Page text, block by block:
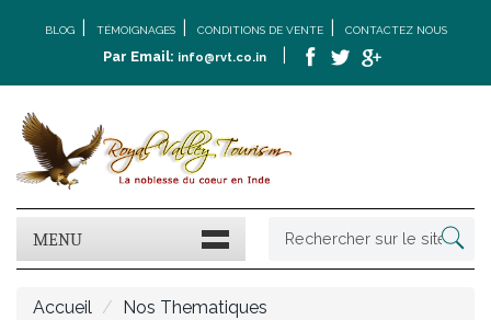
BLOG TÉMOIGNAGES CONDITIONS DE VENTE CONTACTEZ NOUS
Par Email: info@rvt.co.in
MENU
Accueil
Nos Thematiques